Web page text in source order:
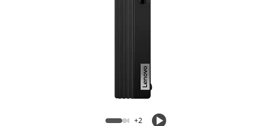
ThinkCentre M90q Gen 3 Tiny (Intel)
+2